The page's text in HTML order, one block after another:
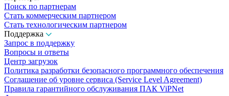
Поиск по партнерам
Стать коммерческим партнером
Стать технологическим партнером
Поддержка
Запрос в поддержку
Вопросы и ответы
Центр загрузок
Политика разработки безопасного программного обеспечения
Соглашение об уровне сервиса (Service Level Agreement)
Правила гарантийного обслуживания ПАК ViPNet